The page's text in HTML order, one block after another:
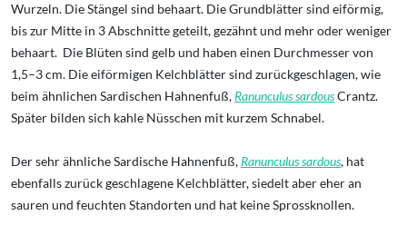
Wurzeln. Die Stängel sind behaart. Die Grundblätter sind eiförmig,
bis zur Mitte in 3 Abschnitte geteilt, gezähnt und mehr oder weniger
behaart. Die Blüten sind gelb und haben einen Durchmesser von
1,5–3 cm. Die eiförmigen Kelchblätter sind zurückgeschlagen, wie
beim ähnlichen Sardischen Hahnenfuß, Ranunculus sardousCrantz.
Später bilden sich kahle Nüsschen mit kurzem Schnabel.
Der sehr ähnliche Sardische Hahnenfuß, Ranunculus sardous, hat
ebenfalls zurück geschlagene Kelchblätter, siedelt aber eher an
sauren und feuchten Standorten und hat keine Sprossknollen.